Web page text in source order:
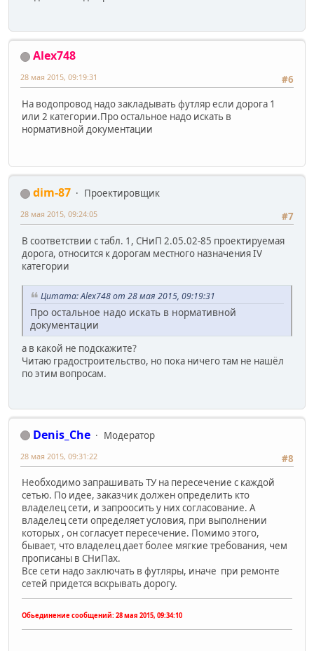
Alex748
#6
28 мая 2015, 09:19:31
На водопровод надо закладывать футляр если дорога 1
или 2 категории.Про остальное надо искать в
нормативной документации
dim-87
Проектировщик
#7
28 мая 2015, 09:24:05
В соответствии с табл. 1, СНиП 2.05.02-85 проектируемая
дорога, относится к дорогам местного назначения IV
категории
Цитата: Alex748 от 28 мая 2015, 09:19:31
Про остальное надо искать в нормативной
документации
а в какой не подскажите?
Читаю градостроительство, но пока ничего там не нашёл
по этим вопросам.
Denis_Che
Модератор
#8
28 мая 2015, 09:31:22
Необходимо запрашивать ТУ на пересечение с каждой
сетью. По идее, заказчик должен определить кто
владелец сети, и запроосить у них согласование. А
владелец сети определяет условия, при выполнении
которых , он согласует пересечение. Помимо этого,
бывает, что владелец дает более мягкие требования, чем
прописаны в СНиПах.
Все сети надо заключать в футляры, иначе при ремонте
сетей придется вскрывать дорогу.
Обьединение сообщений: 28 мая 2015, 09:34:10